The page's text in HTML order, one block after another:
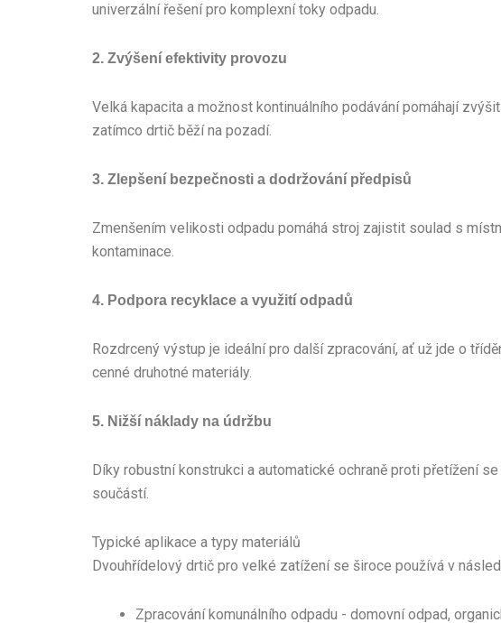
univerzální řešení pro komplexní toky odpadu.
2. Zvýšení efektivity provozu
Velká kapacita a možnost kontinuálního podávání pomáhají
zatímco drtič běží na pozadí.
3. Zlepšení bezpečnosti a dodržování předpisů
Zmenšením velikosti odpadu pomáhá stroj zajistit soulad s
kontaminace.
4. Podpora recyklace a využití odpadů
Rozdrcený výstup je ideální pro další zpracování, ať už jde o
cenné druhotné materiály.
5. Nižší náklady na údržbu
Díky robustní konstrukci a automatické ochraně proti přetížení
součástí.
Typické aplikace a typy materiálů
Dvouhřídelový drtič pro velké zatížení se široce používá v
Zpracování komunálního odpadu - domovní odpad,